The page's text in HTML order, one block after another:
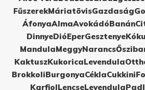
FűszerekMáriatövisGazdaság
ÁfonyaAlmaAvokádóBanán
DinnyeDióEperGesztenye
MandulaMeggyNarancs
KaktuszKukoricaLevendula
BrokkoliBurgonyaCéklaCukkini
KarfiolLencseLevendula